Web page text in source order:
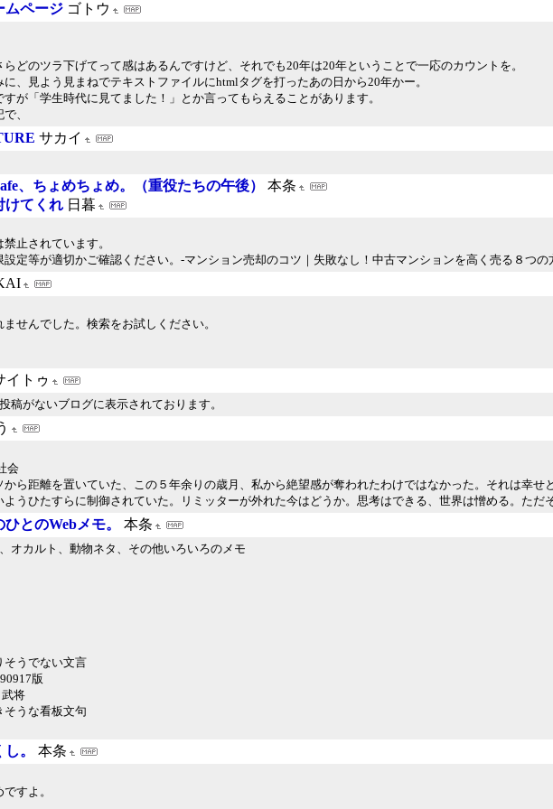
ムページ ゴトウ
どのツラ下げてって感はあるんですけど、それでも20年は20年ということで一応のカウントを。
、見よう見まねでテキストファイルにhtmlタグを打ったあの日から20年かー。
が「学生時代に見てました！」とか言ってもらえることがあります。
、
サカイ
、ちょめちょめ。（重役たちの午後）
本条
けてくれ 日暮
止されています。
定等が適切かご確認ください。-マンション売却のコツ｜失敗なし！中古マンションを高く売る８つの
せんでした。検索をお試しください。
イトゥ
稿がないブログに表示されております。
会
ら距離を置いていた、この５年余りの歳月、私から絶望感が奪われたわけではなかった。それは幸
うひたすらに制御されていた。リミッターが外れた今はどうか。思考はできる、世界は憎める。た
とのWebメモ。 本条
オカルト、動物ネタ、その他いろいろのメモ
うでない文言
版
将
うな看板文句
。 本条
すよ。